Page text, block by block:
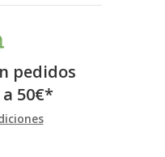
pedidos
50€*